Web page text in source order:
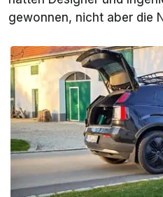
gewonnen, nicht aber die